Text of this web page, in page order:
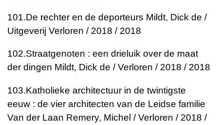
101.De rechter en de deporteurs Mildt, Dick de /
Uitgeverij Verloren / 2018 / 2018
102.Straatgenoten : een drieluik over de maat
der dingen Mildt, Dick de / Verloren / 2018 / 2018
103.Katholieke architectuur in de twintigste
eeuw : de vier architecten van de Leidse familie
Van der Laan Remery, Michel / Verloren / 2018 /